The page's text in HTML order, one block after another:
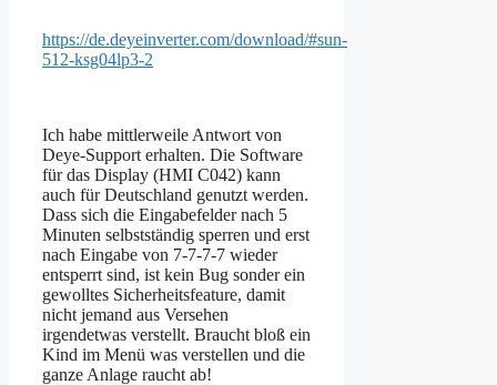
https://de.deyeinverter.com/download/#sun-
512-ksg04lp3-2
Ich habe mittlerweile Antwort von
Deye-Support erhalten. Die Software
für das Display (HMI C042) kann
auch für Deutschland genutzt werden.
Dass sich die Eingabefelder nach 5
Minuten selbstständig sperren und erst
nach Eingabe von 7-7-7-7 wieder
entsperrt sind, ist kein Bug sonder ein
gewolltes Sicherheitsfeature, damit
nicht jemand aus Versehen
irgendetwas verstellt. Braucht bloß ein
Kind im Menü was verstellen und die
ganze Anlage raucht ab!